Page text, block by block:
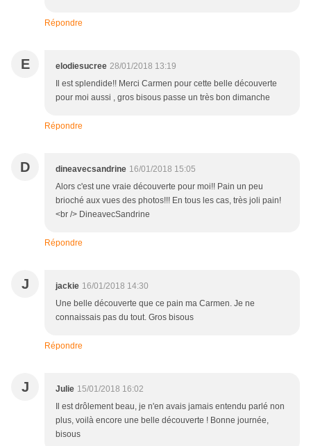
Répondre
E elodiesucree 28/01/2018 13:19
Il est splendide!! Merci Carmen pour cette belle découverte
pour moi aussi , gros bisous passe un très bon dimanche
Répondre
D dineavecsandrine 16/01/2018 15:05
Alors c'est une vraie découverte pour moi!! Pain un peu
brioché aux vues des photos!!! En tous les cas, très joli pain!
<br /> DineavecSandrine
Répondre
J jackie 16/01/2018 14:30
Une belle découverte que ce pain ma Carmen. Je ne
connaissais pas du tout. Gros bisous
Répondre
J Julie 15/01/2018 16:02
Il est drôlement beau, je n'en avais jamais entendu parlé non
plus, voilà encore une belle découverte ! Bonne journée,
bisous